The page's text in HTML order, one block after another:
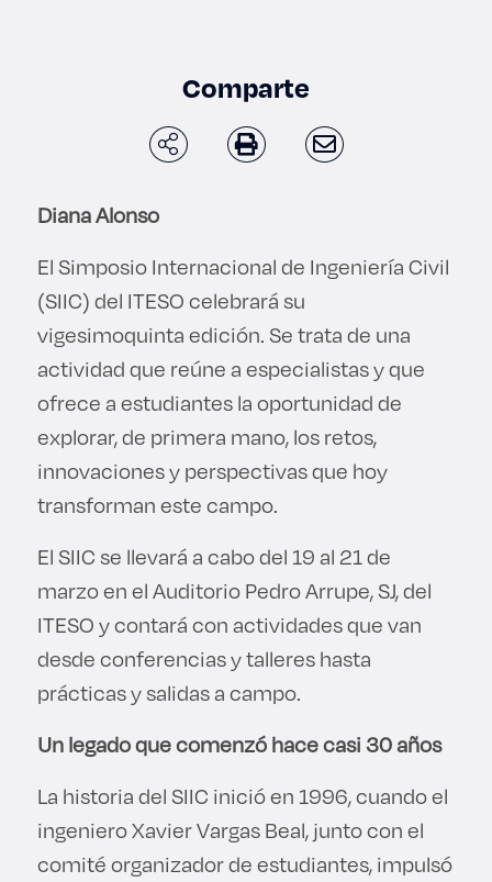
Comparte
Diana Alonso
El Simposio Internacional de Ingeniería Civil
(SIIC) del ITESO celebrará su
vigesimoquinta edición. Se trata de una
actividad que reúne a especialistas y que
ofrece a estudiantes la oportunidad de
explorar, de primera mano, los retos,
innovaciones y perspectivas que hoy
transforman este campo.
El SIIC se llevará a cabo del 19 al 21 de
marzo en el Auditorio Pedro Arrupe, SJ, del
ITESO y contará con actividades que van
desde conferencias y talleres hasta
prácticas y salidas a campo.
Un legado que comenzó hace casi 30 años
La historia del SIIC inició en 1996, cuando el
ingeniero Xavier Vargas Beal, junto con el
comité organizador de estudiantes, impulsó